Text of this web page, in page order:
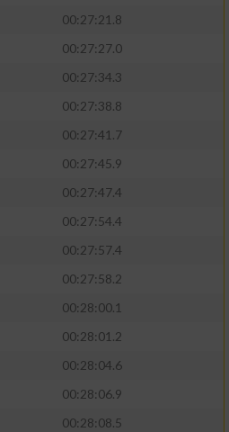
00:27:21.8
00:27:27.0
00:27:34.3
00:27:38.8
00:27:41.7
00:27:45.9
00:27:47.4
00:27:54.4
00:27:57.4
00:27:58.2
00:28:00.1
00:28:01.2
00:28:04.6
00:28:06.9
00:28:08.5